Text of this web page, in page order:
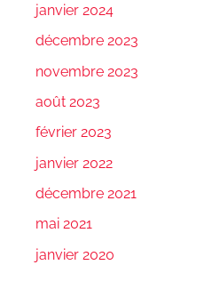
janvier 2024
décembre 2023
novembre 2023
août 2023
février 2023
janvier 2022
décembre 2021
mai 2021
janvier 2020